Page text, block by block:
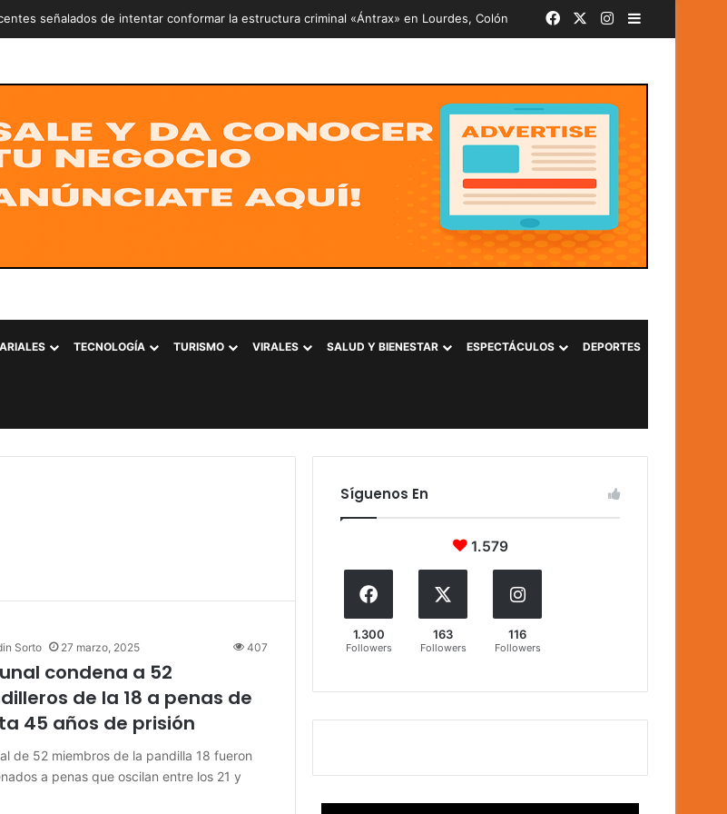
señalados de intentar conformar la estructura criminal «Ántrax» en Lourdes, Colón Facebook Instagram
TECNOLOGÍA TURISMO VIRALES SALUD Y BIENESTAR ESPECTÁCULOS DEPORTES
Sorto 27 marzo, 2025 407
condena a 52
de la 18 a penas de
45 años de prisión
de 52 miembros de la pandilla 18 fueron
a penas que oscilan entre los 21 y
Síguenos En
1.579
1.300
Followers
163
Followers
116
Followers